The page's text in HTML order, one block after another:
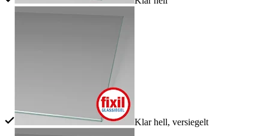
Klar hell, versiegelt